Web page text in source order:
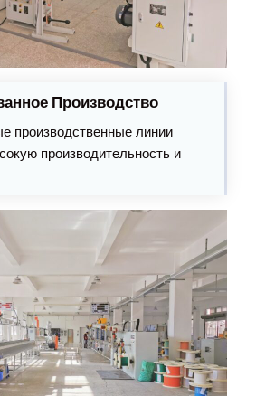
Производство
производственные линии
производительность и